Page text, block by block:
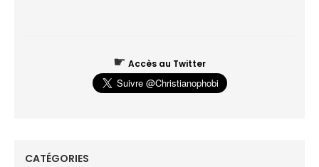
☛ Accès au Twitter
CATÉGORIES